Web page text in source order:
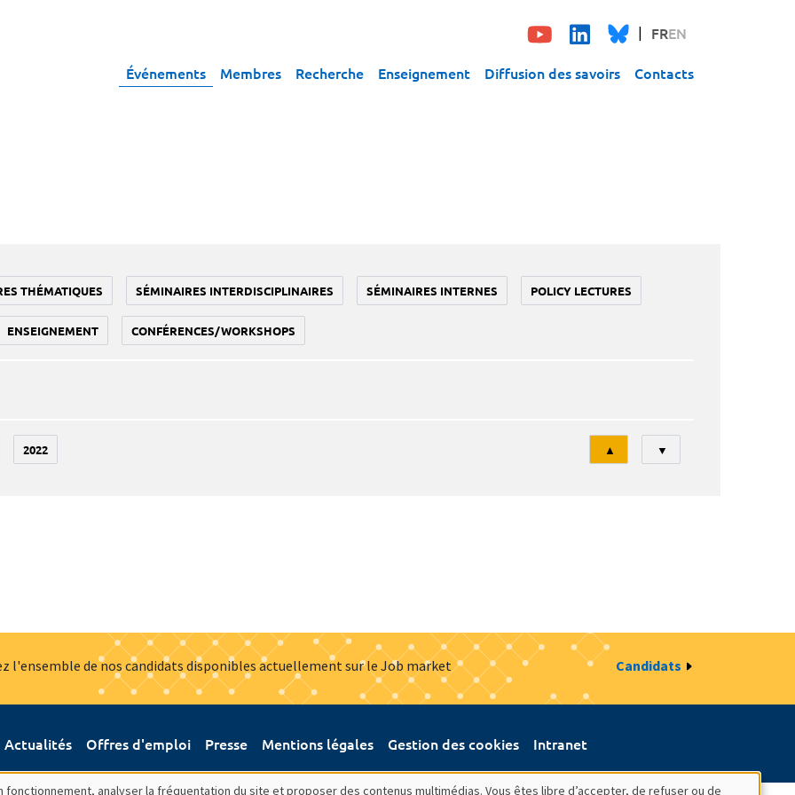
FREN
Événements Membres Recherche Enseignement Diffusion des savoirs Contacts
THÉMATIQUES SÉMINAIRES INTERDISCIPLINAIRES SÉMINAIRES INTERNES POLICY LECTURES
ENSEIGNEMENT CONFÉRENCES/WORKSHOPS
2022
Tri
▲ ▼
l'ensemble de nos candidats disponibles actuellement sur le Job market Candidats
Actualités Offres d'emploi Presse Mentions légales Gestion des cookies Intranet
analyser la fréquentation du site et proposer des contenus multimédias. Vous êtes libre d’accepter, de refuser ou de